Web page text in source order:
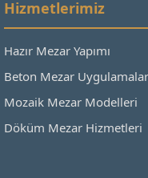
Hizmetlerimiz
Hazır Mezar Yapımı
Beton Mezar
Mozaik Mezar Modelleri
Döküm Mezar Hizmetleri